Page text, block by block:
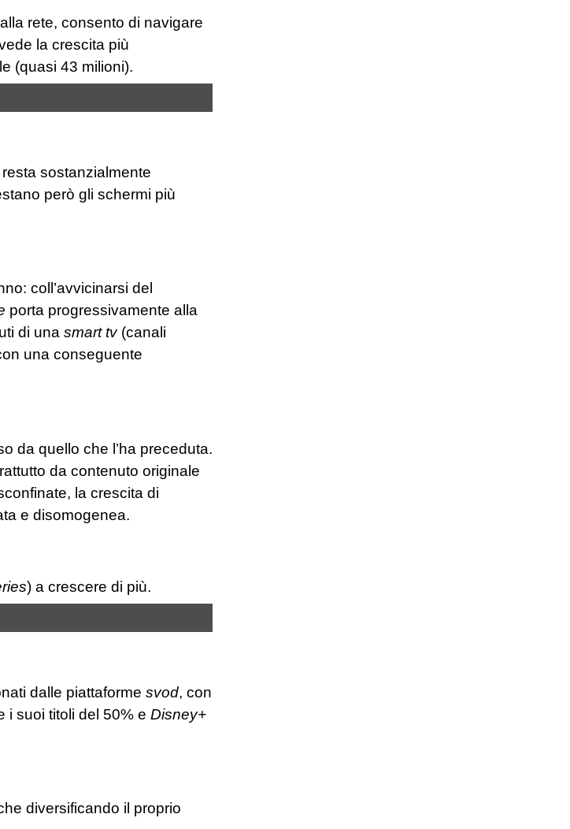
rete, consento di navigare
la crescita più
(quasi 43 milioni).
sostanzialmente
però gli schermi più
coll’avvicinarsi del
porta progressivamente alla
di una smart tv(canali
una conseguente
da quello che l’ha preceduta.
da contenuto originale
la crescita di
e disomogenea.
) a crescere di più.
dalle piattaforme svod, con
i suoi titoli del 50% e Disney+
diversificando il proprio